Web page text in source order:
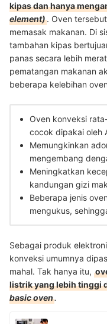
kipas dan hanya
element). Oven
memasak makanan. Di
tambahan kipas
panas secara lebih
pematangan makanan
beberapa kelebihan
Oven konveksi
cocok dipakai oleh
Memungkinkan
mengembang
Meningkatkan
kandungan gizi
Beberapa jenis
mengukus,
Sebagai produk
konveksi umumnya
mahal. Tak hanya itu,
listrik yang lebih tinggi
basic oven.